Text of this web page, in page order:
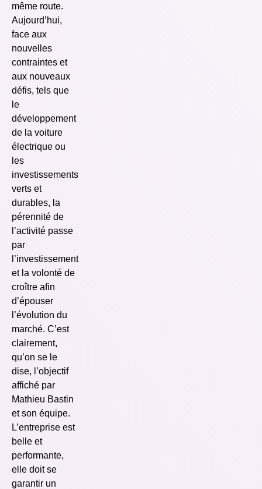
même route.
Aujourd’hui,
face aux
nouvelles
contraintes et
aux nouveaux
défis, tels que
le
développement
de la voiture
électrique ou
les
investissements
verts et
durables, la
pérennité de
l’activité passe
par
l’investissement
et la volonté de
croître afin
d’épouser
l’évolution du
marché. C’est
clairement,
qu’on se le
dise, l’objectif
affiché par
Mathieu Bastin
et son équipe.
L’entreprise est
belle et
performante,
elle doit se
garantir un